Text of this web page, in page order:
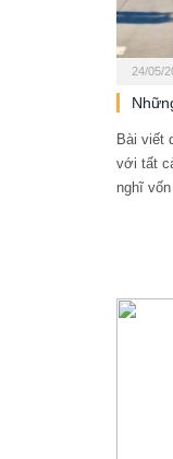
24/05/
Bài viết
với tất
nghĩ